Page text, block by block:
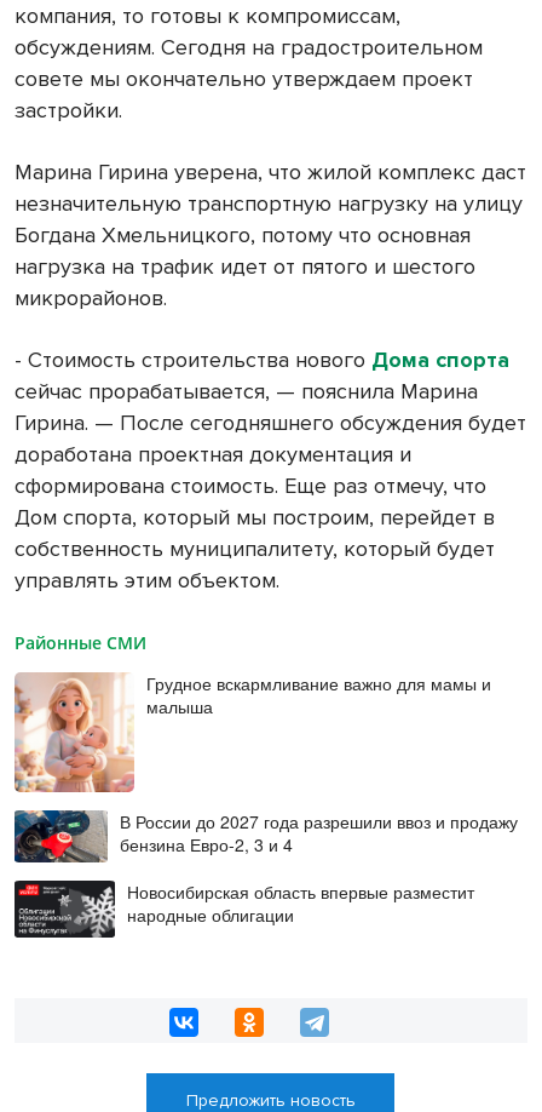
компания, то готовы к компромиссам,
обсуждениям. Сегодня на градостроительном
совете мы окончательно утверждаем проект
застройки.
Марина Гирина уверена, что жилой комплекс даст
незначительную транспортную нагрузку на улицу
Богдана Хмельницкого, потому что основная
нагрузка на трафик идет от пятого и шестого
микрорайонов.
- Стоимость строительства нового Дома спорта
сейчас прорабатывается, — пояснила Марина
Гирина. — После сегодняшнего обсуждения будет
доработана проектная документация и
сформирована стоимость. Еще раз отмечу, что
Дом спорта, который мы построим, перейдет в
собственность муниципалитету, который будет
управлять этим объектом.
Районные СМИ
Грудное вскармливание важно для мамы и
малыша
В России до 2027 года разрешили ввоз и продажу
бензина Евро-2, 3 и 4
Новосибирская область впервые разместит
народные облигации
Предложить новость